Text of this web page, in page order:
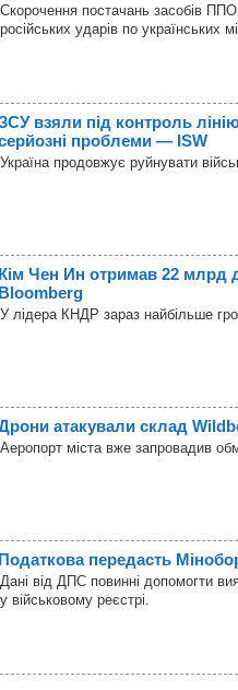
Скорочення постачань засобів ППО
російських ударів по українських
взяли під контроль
проблеми — ISW
Україна продовжує руйнувати
Чен Ин отримав 22 млрд
У лідера КНДР зараз найбільше
атакували склад
Аеропорт міста вже запровадив
передасть
Дані від ДПС повинні допомогти
у військовому реєстрі.